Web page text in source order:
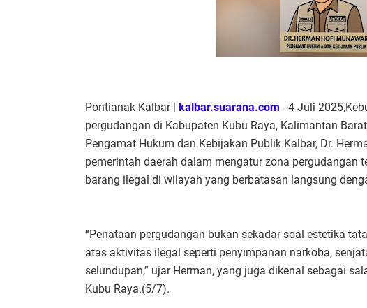
Pontianak Kalbar | kalbar.suarana.com - 4 Juli
pergudangan di Kabupaten Kubu Raya, Kalimantan
Pengamat Hukum dan Kebijakan Publik Kalbar, Dr.
pemerintah daerah dalam mengatur zona pergudangan
barang ilegal di wilayah yang berbatasan langsung
“Penataan pergudangan bukan sekadar soal estetika
atas aktivitas ilegal seperti penyimpanan narkoba,
selundupan,” ujar Herman, yang juga dikenal sebagai
Kubu Raya.(5/7).